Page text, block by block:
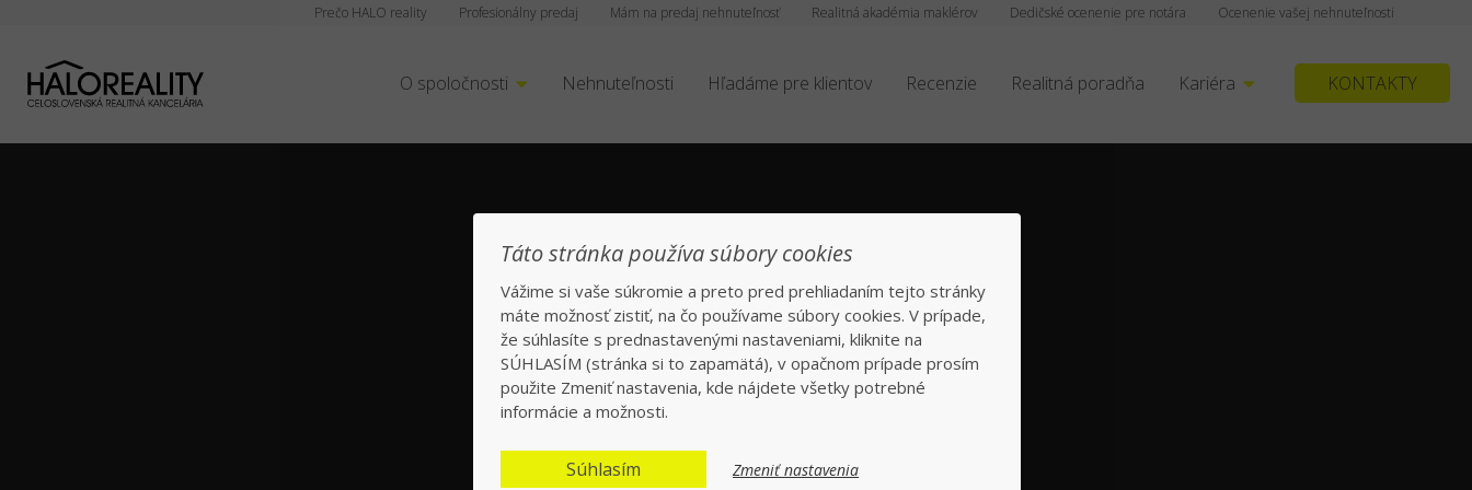
Ocenenie vašej nehnuteľnosti
Dedičské ocenenie pre notára
Realitná akadémia maklérov
Mám na predaj nehnuteľnosť
Profesionálny predaj
Prečo HALO reality
O spoločnosti Nehnuteľnosti Hľadáme pre klientov Recenzie Realitná poradňa Kariéra KONTAKTY
Táto stránka používa súbory cookies
Vážime si vaše súkromie a preto pred prehliadaním tejto stránky
máte možnosť zistiť, na čo používame súbory cookies. V prípade,
že súhlasíte s prednastavenými nastaveniami, kliknite na
SÚHLASÍM (stránka si to zapamätá), v opačnom prípade prosím
použite Zmeniť nastavenia, kde nájdete všetky potrebné
informácie a možnosti.
Súhlasím Zmeniť nastavenia